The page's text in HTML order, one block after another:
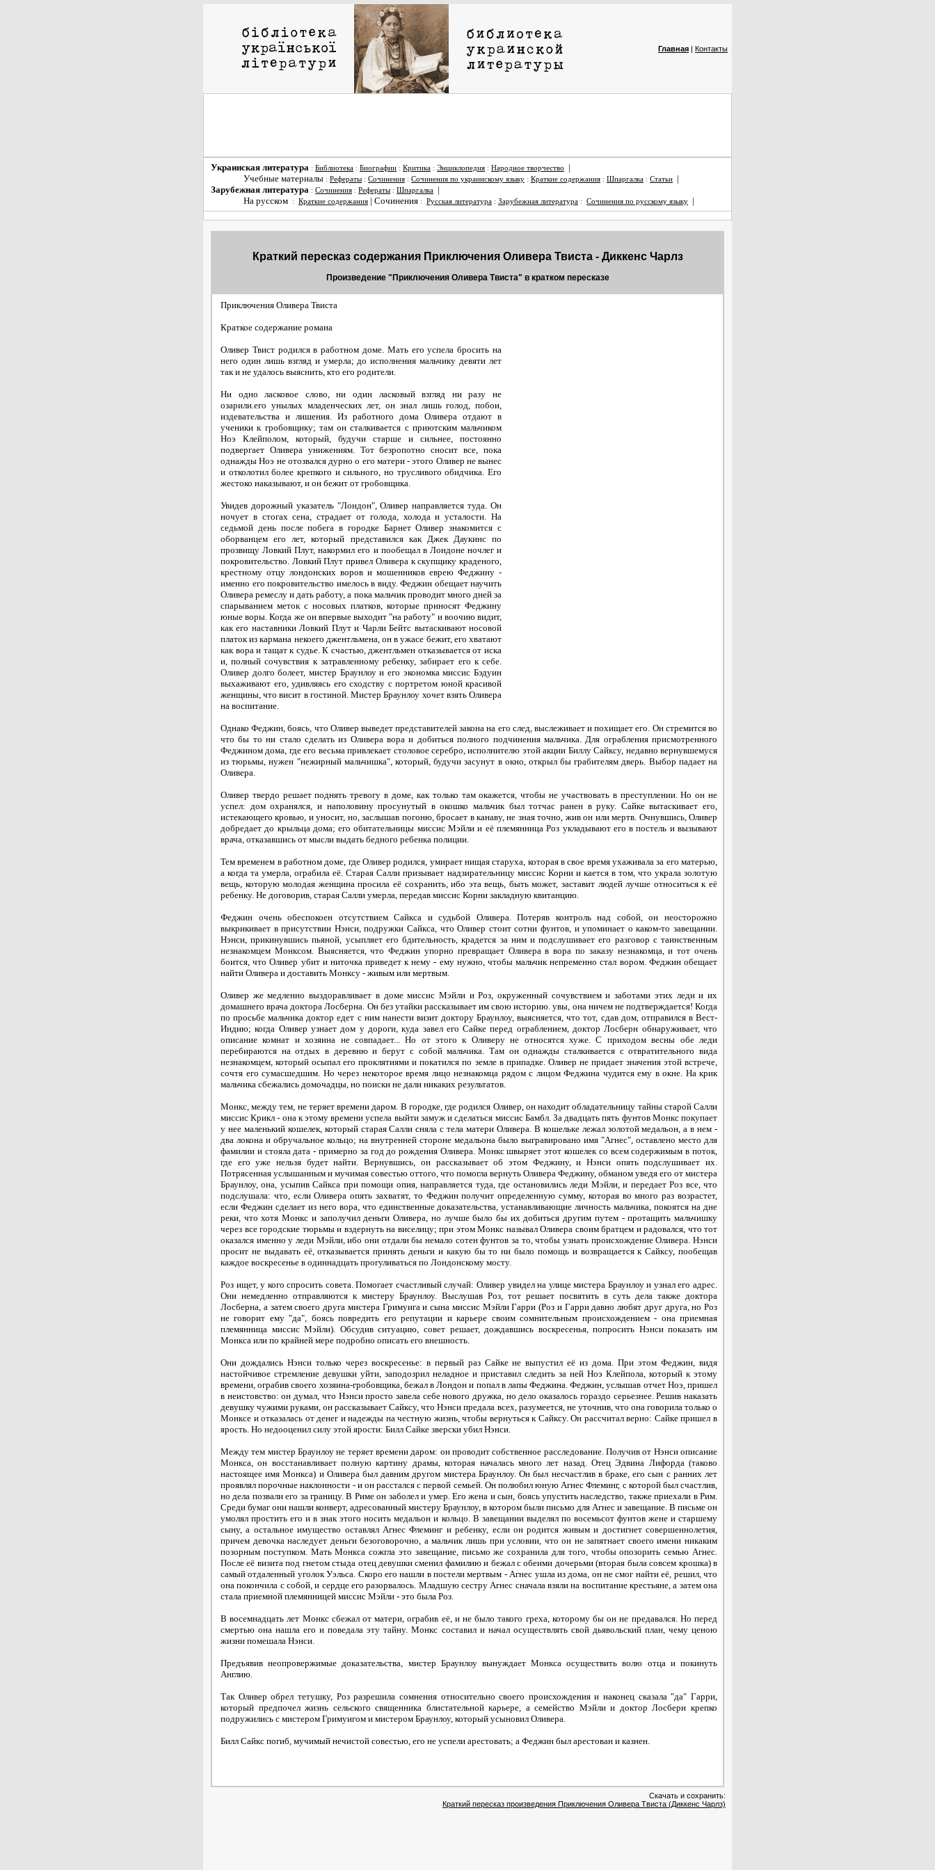
Главная | Контакты
Украинская литература : Библиотека : Биографии : Критика : Энциклопедия : Народное творчество
|
Учебные материалы : Рефераты : Сочинения : Сочинения по украинскому языку : Краткие содержания : Шпаргалка : Статьи
|
Зарубежная литература : Сочинения : Рефераты : Шпаргалка
|
На русском
: Краткие содержания | Сочинения : Русская литература : Зарубежная литература : Сочинения по русскому языку |
Краткий пересказ содержания Приключения Оливера Твиста - Диккенс Чарлз
Произведение "Приключения Оливера Твиста" в кратком пересказе
Приключения Оливера Твиста
Краткое содержание романа
Оливер Твист родился в работном доме. Мать его успела бросить на
него один лишь взгляд и умерла; до исполнения мальчику девяти лет
так и не удалось выяснить, кто его родители.
Ни одно ласковое слово, ни один ласковый взгляд ни разу не
озарили.его унылых младенческих лет, он знал лишь голод, побои,
издевательства и лишения. Из работного дома Оливера отдают в
ученики к гробовщику; там он сталкивается с приютским мальчиком
Ноэ Клейполом, который, будучи старше и сильнее, постоянно
подвергает Оливера унижениям. Тот безропотно сносит все, пока
однажды Ноэ не отозвался дурно о его матери - этого Оливер не вынес
и отколотил более крепкого и сильного, но трусливого обидчика. Его
жестоко наказывают, и он бежит от гробовщика.
Увидев дорожный указатель "Лондон", Оливер направляется туда. Он
ночует в стогах сена, страдает от голода, холода и усталости. На
седьмой день после побега в городке Барнет Оливер знакомится с
оборванцем его лет, который представился как Джек Даукинс по
прозвищу Ловкий Плут, накормил его и пообещал в Лондоне ночлег и
покровительство. Ловкий Плут привел Оливера к скупщику краденого,
крестному отцу лондонских воров и мошенников еврею Феджину -
именно его покровительство имелось в виду. Феджин обещает научить
Оливера ремеслу и дать работу, а пока мальчик проводит много дней за
спарыванием меток с носовых платков, которые приносят Феджину
юные воры. Когда же он впервые выходит "на работу" и воочию видит,
как его наставники Ловкий Плут и Чарли Бейтс вытаскивают носовой
платок из кармана некоего джентльмена, он в ужасе бежит, его хватают
как вора и тащат к судье. К счастью, джентльмен отказывается от иска
и, полный сочувствия к затравленному ребенку, забирает его к себе.
Оливер долго болеет, мистер Браунлоу и его экономка миссис Бэдуин
выхаживают его, удивляясь его сходству с портретом юной красивой
женщины, что висит в гостиной. Мистер Браунлоу хочет взять Оливера
на воспитание.
Однако Феджин, боясь, что Оливер выведет представителей закона на его след, выслеживает и похищает его. Он стремится во
что бы то ни стало сделать из Оливера вора и добиться полного подчинения мальчика. Для ограбления присмотренного
Феджином дома, где его весьма привлекает столовое серебро, исполнителю этой акции Биллу Сайксу, недавно вернувшемуся
из тюрьмы, нужен "нежирный мальчишка", который, будучи засунут в окно, открыл бы грабителям дверь. Выбор падает на
Оливера.
Оливер твердо решает поднять тревогу в доме, как только там окажется, чтобы не участвовать в преступлении. Но он не
успел: дом охранялся, и наполовину просунутый в окошко мальчик был тотчас ранен в руку. Сайке вытаскивает его,
истекающего кровью, и уносит, но, заслышав погоню, бросает в канаву, не зная точно, жив он или мертв. Очнувшись, Оливер
добредает до крыльца дома; его обитательницы миссис Мэйли и её племянница Роз укладывают его в постель и вызывают
врача, отказавшись от мысли выдать бедного ребенка полиции.
Тем временем в работном доме, где Оливер родился, умирает нищая старуха, которая в свое время ухаживала за его матерью,
а когда та умерла, ограбила её. Старая Салли призывает надзирательницу миссис Корни и кается в том, что украла золотую
вещь, которую молодая женщина просила её сохранить, ибо эта вещь, быть может, заставит людей лучше относиться к её
ребенку. Не договорив, старая Салли умерла, передав миссис Корни закладную квитанцию.
Феджин очень обеспокоен отсутствием Сайкса и судьбой Оливера. Потеряв контроль над собой, он неосторожно
выкрикивает в присутствии Нэнси, подружки Сайкса, что Оливер стоит сотни фунтов, и упоминает о каком-то завещании.
Нэнси, прикинувшись пьяной, усыпляет его бдительность, крадется за ним и подслушивает его разговор с таинственным
незнакомцем Монксом. Выясняется, что Феджин упорно превращает Оливера в вора по заказу незнакомца, и тот очень
боится, что Оливер убит и ниточка приведет к нему - ему нужно, чтобы мальчик непременно стал вором. Феджин обещает
найти Оливера и доставить Монксу - живым или мертвым.
Оливер же медленно выздоравливает в доме миссис Мэйли и Роз, окруженный сочувствием и заботами этих леди и их
домашнего врача доктора Лосберна. Он без утайки рассказывает им свою историю. увы, она ничем не подтверждается! Когда
по просьбе мальчика доктор едет с ним нанести визит доктору Браунлоу, выясняется, что тот, сдав дом, отправился в Вест-
Индию; когда Оливер узнает дом у дороги, куда завел его Сайке перед ограблением, доктор Лосберн обнаруживает, что
описание комнат и хозяина не совпадает... Но от этого к Оливеру не относятся хуже. С приходом весны обе леди
перебираются на отдых в деревню и берут с собой мальчика. Там он однажды сталкивается с отвратительного вида
незнакомцем, который осыпал его проклятиями и покатился по земле в припадке. Оливер не придает значения этой встрече,
сочтя его сумасшедшим. Но через некоторое время лицо незнакомца рядом с лицом Феджина чудится ему в окне. На крик
мальчика сбежались домочадцы, но поиски не дали никаких результатов.
Монкс, между тем, не теряет времени даром. В городке, где родился Оливер, он находит обладательницу тайны старой Салли
миссис Крикл - она к этому времени успела выйти замуж и сделаться миссис Бамбл. За двадцать пять фунтов Монкс покупает
у нее маленький кошелек, который старая Салли сняла с тела матери Оливера. В кошельке лежал золотой медальон, а в нем -
два локона и обручальное кольцо; на внутренней стороне медальона было выгравировано имя "Агнес", оставлено место для
фамилии и стояла дата - примерно за год до рождения Оливера. Монкс швыряет этот кошелек со всем содержимым в поток,
где его уже нельзя будет найти. Вернувшись, он рассказывает об этом Феджину, и Нэнси опять подслушивает их.
Потрясенная услышанным и мучимая совестью оттого, что помогла вернуть Оливера Феджину, обманом уведя его от мистера
Браунлоу, она, усыпив Сайкса при помощи опия, направляется туда, где остановились леди Мэйли, и передает Роз все, что
подслушала: что, если Оливера опять захватят, то Феджин получит определенную сумму, которая во много раз возрастет,
если Феджин сделает из него вора, что единственные доказательства, устанавливающие личность мальчика, покоятся на дне
реки, что хотя Монкс и заполучил деньги Оливера, но лучше было бы их добиться другим путем - протащить мальчишку
через все городские тюрьмы и вздернуть на виселицу; при этом Монкс называл Оливера своим братцем и радовался, что тот
оказался именно у леди Мэйли, ибо они отдали бы немало сотен фунтов за то, чтобы узнать происхождение Оливера. Нэнси
просит не выдавать её, отказывается принять деньги и какую бы то ни было помощь и возвращается к Сайксу, пообещав
каждое воскресенье в одиннадцать прогуливаться по Лондонскому мосту.
Роз ищет, у кого спросить совета. Помогает счастливый случай: Оливер увидел на улице мистера Браунлоу и узнал его адрес.
Они немедленно отправляются к мистеру Браунлоу. Выслушав Роз, тот решает посвятить в суть дела также доктора
Лосберна, а затем своего друга мистера Гримуига и сына миссис Мэйли Гарри (Роз и Гарри давно любят друг друга, но Роз
не говорит ему "да", боясь повредить его репутации и карьере своим сомнительным происхождением - она приемная
племянница миссис Мэйли). Обсудив ситуацию, совет решает, дождавшись воскресенья, попросить Нэнси показать им
Монкса или по крайней мере подробно описать его внешность.
Они дождались Нэнси только через воскресенье: в первый раз Сайке не выпустил её из дома. При этом Феджин, видя
настойчивое стремление девушки уйти, заподозрил неладное и приставил следить за ней Ноэ Клейпола, который к этому
времени, ограбив своего хозяина-гробовщика, бежал в Лондон и попал в лапы Феджина. Феджин, услышав отчет Ноэ, пришел
в неистовство: он думал, что Нэнси просто завела себе нового дружка, но дело оказалось гораздо серьезнее. Решив наказать
девушку чужими руками, он рассказывает Сайксу, что Нэнси предала всех, разумеется, не уточнив, что она говорила только о
Монксе и отказалась от денег и надежды на честную жизнь, чтобы вернуться к Сайксу. Он рассчитал верно: Сайке пришел в
ярость. Но недооценил силу этой ярости: Билл Сайке зверски убил Нэнси.
Между тем мистер Браунлоу не теряет времени даром: он проводит собственное расследование. Получив от Нэнси описание
Монкса, он восстанавливает полную картину драмы, которая началась много лет назад. Отец Эдвина Лифорда (таково
настоящее имя Монкса) и Оливера был давним другом мистера Браунлоу. Он был несчастлив в браке, его сын с ранних лет
проявлял порочные наклонности - и он расстался с первой семьей. Он полюбил юную Агнес Флеминг, с которой был счастлив,
но дела позвали его за границу. В Риме он заболел и умер. Его жена и сын, боясь упустить наследство, также приехали в Рим.
Среди бумаг они нашли конверт, адресованный мистеру Браунлоу, в котором были письмо для Агнес и завещание. В письме он
умолял простить его и в знак этого носить медальон и кольцо. В завещании выделял по восемьсот фунтов жене и старшему
сыну, а остальное имущество оставлял Агнес Флеминг и ребенку, если он родится живым и достигнет совершеннолетия,
причем девочка наследует деньги безоговорочно, а мальчик лишь при условии, что он не запятнает своего имени никаким
позорным поступком. Мать Монкса сожгла это завещание, письмо же сохранила для того, чтобы опозорить семью Агнес.
После её визита под гнетом стыда отец девушки сменил фамилию и бежал с обеими дочерьми (вторая была совсем крошка) в
самый отдаленный уголок Уэльса. Скоро его нашли в постели мертвым - Агнес ушла из дома, он не смог найти её, решил, что
она покончила с собой, и сердце его разорвалось. Младшую сестру Агнес сначала взяли на воспитание крестьяне, а затем она
стала приемной племянницей миссис Мэйли - это была Роз.
В восемнадцать лет Монкс сбежал от матери, ограбив её, и не было такого греха, которому бы он не предавался. Но перед
смертью она нашла его и поведала эту тайну. Монкс составил и начал осуществлять свой дьявольский план, чему ценою
жизни помешала Нэнси.
Предъявив неопровержимые доказательства, мистер Браунлоу вынуждает Монкса осуществить волю отца и покинуть
Англию.
Так Оливер обрел тетушку, Роз разрешила сомнения относительно своего происхождения и наконец сказала "да" Гарри,
который предпочел жизнь сельского священника блистательной карьере, а семейство Мэйли и доктор Лосберн крепко
подружились с мистером Гримуигом и мистером Браунлоу, который усыновил Оливера.
Билл Сайкс погиб, мучимый нечистой совестью, его не успели арестовать; а Феджин был арестован и казнен.
Скачать и сохранить:
Краткий пересказ произведения Приключения Оливера Твиста (Диккенс Чарлз)